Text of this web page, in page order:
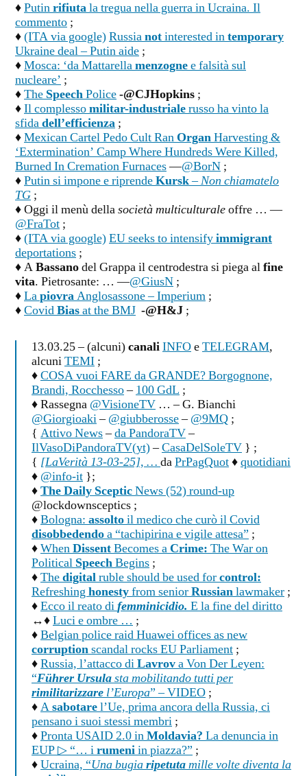
♦Putinrifiutala tregua nella guerra in Ucraina. Il
commento ;
♦(ITA via google)Russianotinterested intemporary
Ukraine deal – Putin aide ;
♦Mosca: ‘da Mattarellamenzognee falsità sul
nucleare’ ;
♦The SpeechPolice-@CJHopkins ;
♦Il complessomilitar-industrialerusso ha vinto la
sfidadell’efficienza ;
♦Mexican Cartel Pedo Cult RanOrganHarvesting &
‘Extermination’ Camp Where Hundreds Were Killed,
Burned In Cremation Furnaces—@BorN ;
♦Putin si impone e riprendeKursk–Non chiamatelo
TG ;
♦ Oggi il menù dellasocietà multiculturaleoffre … —
@FraTot ;
♦(ITA via google)EU seeks to intensifyimmigrant
deportations ;
♦ ABassanodel Grappa il centrodestra si piega alfine
vita. Pietrosante: … —@GiusN ;
♦LapiovraAnglosassone – Imperium ;
♦CovidBiasat the BMJ -@H&J ;
13.03.25 – (alcuni)canaliINFOeTELEGRAM,
alcuniTEMI ;
♦COSA vuoi FARE da GRANDE? Borgognone,
Brandi, Rocchesso–100 GdL ;
♦ Rassegna @VisioneTV … – G. Bianchi
@Giorgioaki–@giubberosse–@9MQ ;
{ Attivo News–da PandoraTV–
IlVasoDiPandoraTV(yt)–CasaDelSoleTV } ;
{ [LaVerità 13-03-25], … daPrPagQuot♦quotidiani
♦ @info-it };
♦The Daily ScepticNews (52) round-up
@lockdownsceptics ;
♦Bologna: assoltoil medico che curò il Covid
disobbedendoa “tachipirina e vigile attesa” ;
♦WhenDissentBecomes aCrime: The War on
Political SpeechBegins ;
♦Thedigitalruble should be used forcontrol:
Refreshinghonestyfrom seniorRussianlawmaker ;
♦Ecco il reato difemminicidio. E la fine del diritto
↔♦Luci e ombre … ;
♦Belgian police raid Huawei offices as new
corruptionscandal rocks EU Parliament ;
♦Russia, l’attacco diLavrova Von Der Leyen:
“Führer Ursulasta mobilitando tutti per
rimilitarizzare l’Europa” – VIDEO ;
♦Asabotarel’Ue, prima ancora della Russia, ci
pensano i suoi stessi membri ;
♦Pronta USAID 2.0 inMoldavia? La denuncia in
EUP ▷ “… irumeniin piazza?” ;
♦Ucraina, “Una bugiaripetutamille volte diventa la